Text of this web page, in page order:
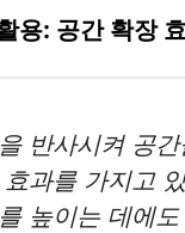
용: 공간 확장
반사시켜 공
과를 가지고
높이는 데에